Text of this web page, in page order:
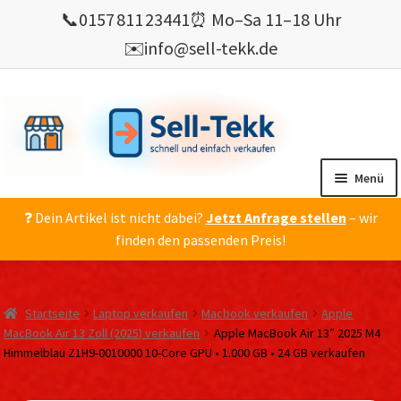
📞0157 811 23441⏰ Mo–Sa 11–18 Uhr
✉️info@sell-tekk.de
springen
springen
Menü
Mein Konto
Gebrauchte Elektronik verkaufen
💰 Bonusprogramm
❓ Dein Artikel ist nicht dabei? Jetzt Anfrage stellen – wir
finden den passenden Preis!
Startseite Laptop verkaufen Macbook verkaufen
Apple
MacBook Air 13 Zoll (2025) verkaufen
Apple MacBook Air 13″ 2025 M4
Himmelblau Z1H9-0010000 10-Core GPU • 1.000 GB • 24 GB verkaufen